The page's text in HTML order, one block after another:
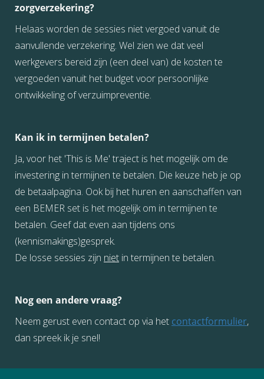
zorgverzekering?
Helaas worden de sessies niet vergoed vanuit de
aanvullende verzekering. Wel zien we dat veel
werkgevers bereid zijn (een deel van) de kosten te
vergoeden vanuit het budget voor persoonlijke
ontwikkeling of verzuimpreventie.
Kan ik in termijnen betalen?
Ja, voor het 'This is Me' traject is het mogelijk om de
investering in termijnen te betalen. Die keuze heb je op
de betaalpagina. Ook bij het huren en aanschaffen van
een BEMER set is het mogelijk om in termijnen te
betalen. Geef dat even aan tijdens ons
(kennismakings)gesprek.
De losse sessies zijn niet in termijnen te betalen.
Nog een andere vraag?
Neem gerust even contact op via het contactformulier,
dan spreek ik je snel!